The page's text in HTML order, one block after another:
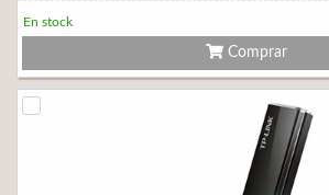
En stock
Comprar